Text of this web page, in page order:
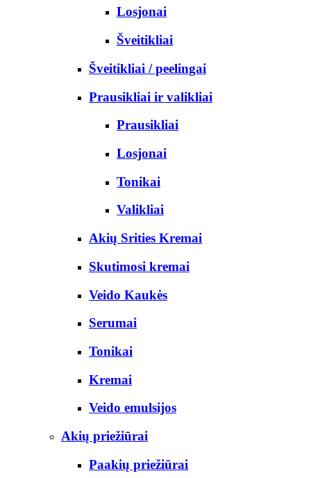
Losjonai
Šveitikliai
Šveitikliai / peelingai
Prausikliai ir valikliai
Prausikliai
Losjonai
Tonikai
Valikliai
Akių Srities Kremai
Skutimosi kremai
Veido Kaukės
Serumai
Tonikai
Kremai
Veido emulsijos
Akių priežiūrai
Paakių priežiūrai